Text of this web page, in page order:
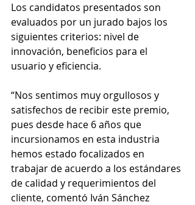
Los candidatos presentados son
evaluados por un jurado bajos los
siguientes criterios: nivel de
innovación, beneficios para el
usuario y eficiencia.
“Nos sentimos muy orgullosos y
satisfechos de recibir este premio,
pues desde hace 6 años que
incursionamos en esta industria
hemos estado focalizados en
trabajar de acuerdo a los estándares
de calidad y requerimientos del
cliente, comentó Iván Sánchez